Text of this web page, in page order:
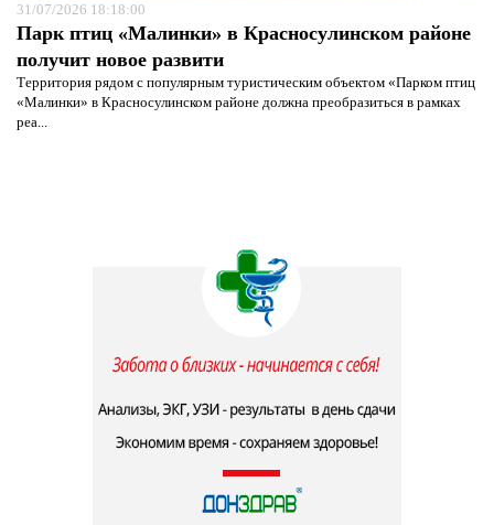
31/07/2026 18:18:00
Парк птиц «Малинки» в Красносулинском районе
получит новое развити
Территория рядом с популярным туристическим объектом «Парком птиц
«Малинки» в Красносулинском районе должна преобразиться в рамках
реа...